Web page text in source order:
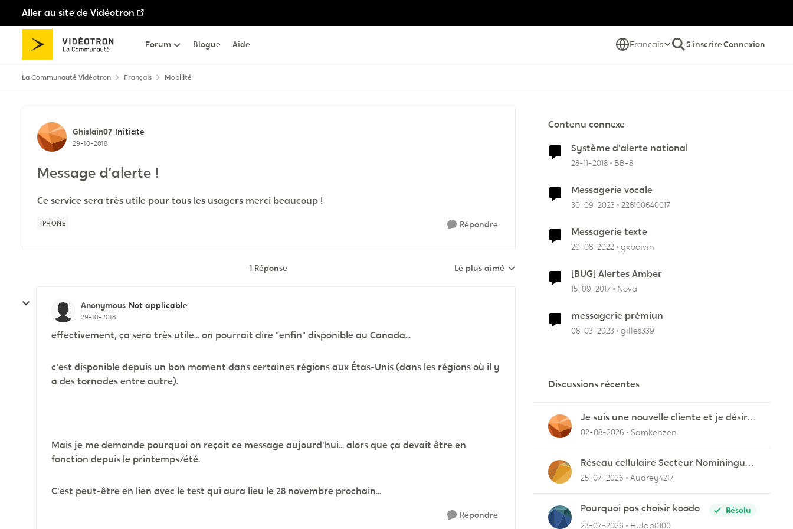
Aller au site de Vidéotron
Passer au contenu
Forum Blogue Aide Français S'inscrireConnexion
La Communauté Vidéotron Français Mobilité
Discussion de forum
Ghislain07 Initiate
29-10-2018
Message d’alerte !
Ce service sera très utile pour tous les usagers merci beaucoup !
IPHONE Répondre
1 Réponse Réponses triées par
Le plus aimé
Anonymous Not applicable
29-10-2018
effectivement, ça sera très utile... on pourrait dire "enfin" disponible au Canada...
c'est disponible depuis un bon moment dans certaines régions aux Étas-Unis (dans les régions où il y
a des tornades entre autre).
Mais je me demande pourquoi on reçoit ce message aujourd'hui... alors que ça devait être en
fonction depuis le printemps/été.
C'est peut-être en lien avec le test qui aura lieu le 28 novembre prochain...
Répondre
Contenu connexe
Système d'alerte national
28-11-2018 BB-8
Messagerie vocale
30-09-2023 228100640017
Messagerie texte
20-08-2022 gxboivin
[BUG] Alertes Amber
15-09-2017 Nova
messagerie prémiun
08-03-2023 gilles339
Discussions récentes
Je suis une nouvelle cliente et je désire
connecter mon appareil sur videotron
02-08-2026 Samkenzen
Réseau cellulaire Secteur Nominingue
dans les Hautes-Laurentides instable
25-07-2026 Audrey4217
Pourquoi pas choisir koodo
Résolu
23-07-2026
Hulap0100